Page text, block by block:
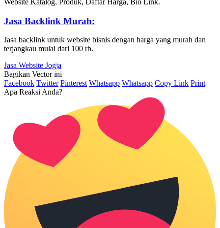
Website Katalog, Produk, Daftar Harga, Bio Link.
Jasa Backlink Murah:
Jasa backlink untuk website bisnis dengan harga yang murah dan
terjangkau mulai dari 100 rb.
Jasa Website Jogja
Bagikan Vector ini
Facebook Twitter Pinterest Whatsapp Whatsapp Copy Link Print
Apa Reaksi Anda?